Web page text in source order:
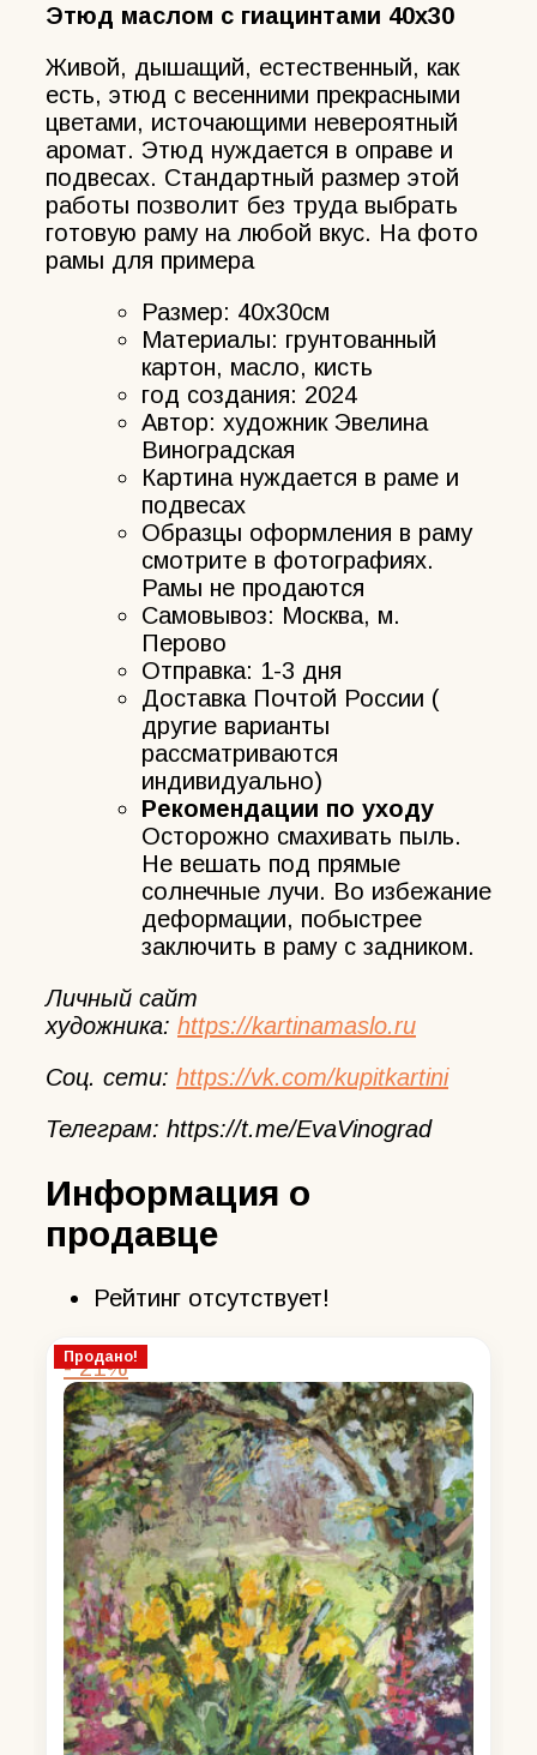
Этюд маслом с гиацинтами 40х30
Живой, дышащий, естественный, как
есть, этюд с весенними прекрасными
цветами, источающими невероятный
аромат. Этюд нуждается в оправе и
подвесах. Стандартный размер этой
работы позволит без труда выбрать
готовую раму на любой вкус. На фото
рамы для примера
Размер: 40х30см
Материалы: грунтованный
картон, масло, кисть
год создания: 2024
Автор: художник Эвелина
Виноградская
Картина нуждается в раме и
подвесах
Образцы оформления в раму
смотрите в фотографиях.
Рамы не продаются
Самовывоз: Москва, м.
Перово
Отправка: 1-3 дня
Доставка Почтой России (
другие варианты
рассматриваются
индивидуально)
Рекомендации по уходу
Осторожно смахивать пыль.
Не вешать под прямые
солнечные лучи. Во избежание
деформации, побыстрее
заключить в раму с задником.
Личный сайт
художника: https://kartinamaslo.ru
Соц. сети: https://vk.com/kupitkartini
Телеграм: https://t.me/EvaVinograd
Информация о
продавце
Рейтинг отсутствует!
Продано!
- 21%